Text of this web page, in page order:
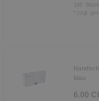
100 Stück
zzgl.
blau
6.00